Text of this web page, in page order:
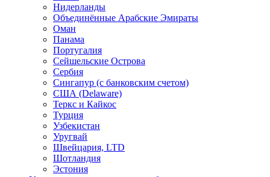
Нидерланды
Объединённые Арабские Эмираты
Оман
Панама
Португалия
Сейшельские Острова
Сербия
Сингапур (c банковским счетом)
США (Delaware)
Теркс и Кайкос
Турция
Узбекистан
Уругвай
Швейцария, LTD
Шотландия
Эстония